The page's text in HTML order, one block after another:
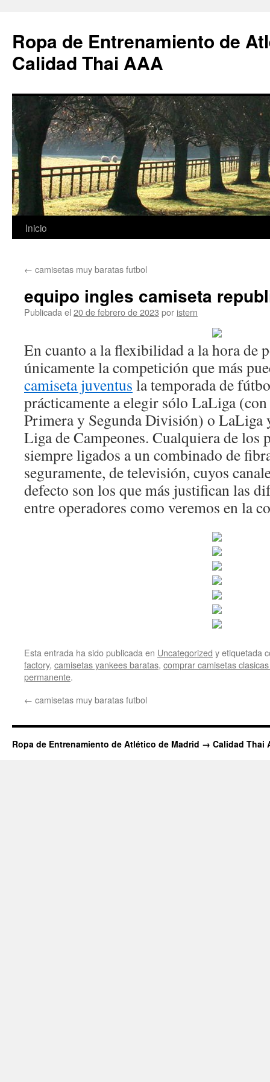
Ropa de Entrenamiento de
Calidad Thai AAA
Saltar
contenido
Inicio
← camisetas muy baratas futbol
equipo ingles camiseta
Publicada el 20 de febrero de 2023 por istern
En cuanto a la flexibilidad a la hora de
únicamente la competición que más
camiseta juventus la temporada de
prácticamente a elegir sólo LaLiga
Primera y Segunda División) o LaLiga
Liga de Campeones. Cualquiera de los
siempre ligados a un combinado de
seguramente, de televisión, cuyos
defecto son los que más justifican las
entre operadores como veremos en la
Esta entrada ha sido publicada en Uncategorized y etiquetada
factory, camisetas yankees baratas, comprar camisetas
permanente.
← camisetas muy baratas futbol
Ropa de Entrenamiento de Atlético de Madrid → Calidad Thai